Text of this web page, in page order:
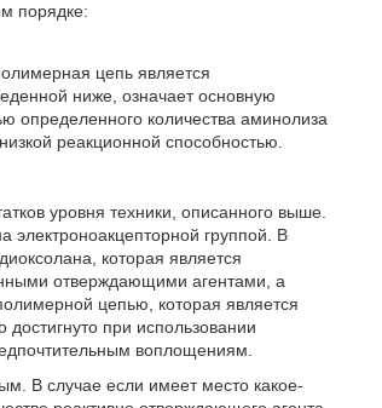
порядке:
цепь является
ниже, означает основную
определенного количества аминолиза
реакционной способностью.
уровня техники, описанного выше.
электроноакцепторной группой. В
которая является
отверждающими агентами, а
цепью, которая является
при использовании
воплощениям.
В случае если имеет место какое-